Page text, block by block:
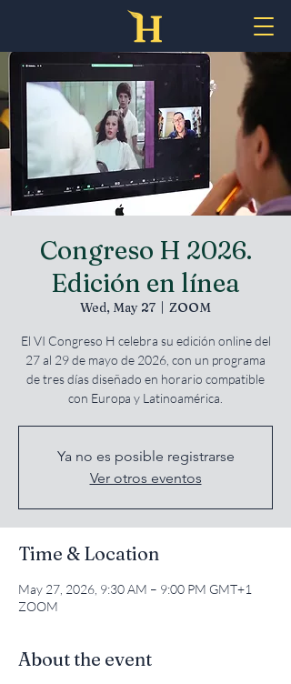
Congreso H 2026.
Edición en línea
Wed, May 27
  |
ZOOM
El VI Congreso H celebra su edición online del
27 al 29 de mayo de 2026, con un programa
de tres días diseñado en horario compatible
con Europa y Latinoamérica.
Ya no es posible registrarse
Ver otros eventos
Time & Location
May 27, 2026, 9:30 AM – 9:00 PM GMT+1
ZOOM
About the event